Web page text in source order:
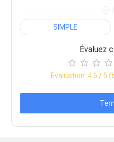
/
SIMPLE
Évaluez
Évaluation: 4.6 / 5